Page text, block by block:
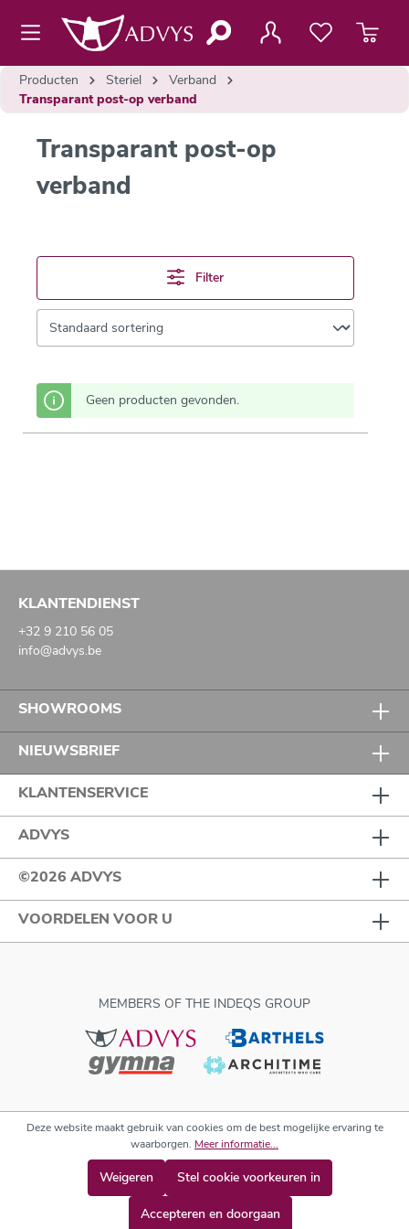
hoofdinhoud
Producten Steriel
Verband
Transparant post-op verband
Transparant post-op
verband
Filter
Geen producten gevonden.
KLANTENDIENST
+32 9 210 56 05
info@advys.be
SHOWROOMS
NIEUWSBRIEF
KLANTENSERVICE
ADVYS
©2026 ADVYS
VOORDELEN VOOR U
MEMBERS OF THE INDEQS GROUP
Deze website maakt gebruik van cookies om de best mogelijke ervaring te
waarborgen. Meer informatie...
Weigeren Stel cookie voorkeuren in
Accepteren en doorgaan